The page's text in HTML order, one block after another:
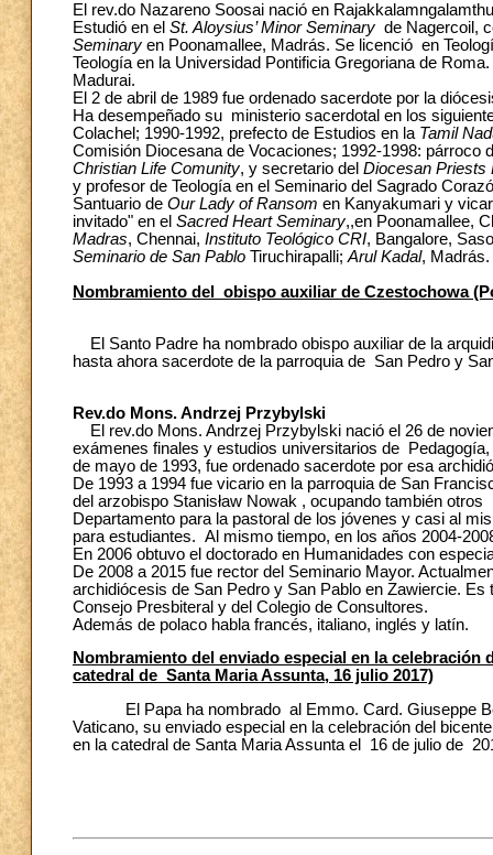
El rev.do Nazareno Soosai nació en
Estudió en el St. Aloysius’ Minor Seminary de Nagercoil,
Seminary en Poonamallee, Madrás. Se licenció en
Teología en la Universidad Pontificia Gregoriana de
Madurai.
El 2 de abril de 1989 fue ordenado sacerdote por la
Ha desempeñado su ministerio sacerdotal en los
Colachel; 1990-1992, prefecto de Estudios en la Tamil
Comisión Diocesana de Vocaciones; 1992-1998: párroco
Christian Life Comunity, y secretario del Diocesan Priests
y profesor de Teología en el Seminario del Sagrado
Santuario de Our Lady of Ransom en Kanyakumari y
invitado" en el Sacred Heart Seminary,,en Poonamallee,
Madras, Chennai, Instituto Teológico CRI, Bangalore,
Seminario de San Pablo Tiruchirapalli;Arul Kadal, Madrás.
Nombramiento del obispo auxiliar de Czestochowa
El Santo Padre ha nombrado obispo auxiliar de la
hasta ahora sacerdote de la parroquia de San Pedro y
Rev.do Mons. Andrzej Przybylski
El rev.do Mons. Andrzej Przybylski nació el 26 de
exámenes finales y estudios universitarios de
de mayo de 1993, fue ordenado sacerdote por esa
De 1993 a 1994 fue vicario en la parroquia de San
del arzobispo Stanisław Nowak , ocupando también
Departamento para la pastoral de los jóvenes y casi al
para estudiantes. Al mismo tiempo, en los años 2004-
En 2006 obtuvo el doctorado en Humanidades con
De 2008 a 2015 fue rector del Seminario Mayor.
archidiócesis de San Pedro y San Pablo en Zawiercie.
Consejo Presbiteral y del Colegio de Consultores.
Además de polaco habla francés, italiano, inglés y latín.
Nombramiento del enviado especial en la
catedral de Santa Maria Assunta, 16 julio 2017)
El Papa ha nombrado al Emmo. Card. Giuseppe
Vaticano, su enviado especial en la celebración del
en la catedral de Santa Maria Assunta el 16 de julio de